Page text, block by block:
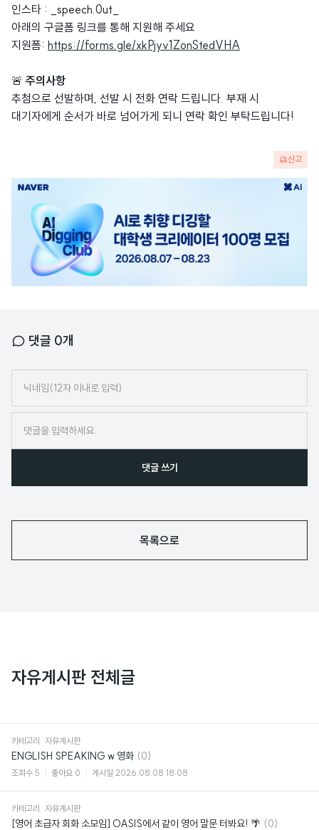
인스타 : _speech.0ut_
아래의 구글폼 링크를 통해 지원해 주세요
지원폼: https://forms.gle/xkPjyv1ZonStedVHA
🚨 주의사항
추첨으로 선발하며, 선발 시 전화 연락 드립니다. 부재 시
대기자에게 순서가 바로 넘어가게 되니 연락 확인 부탁드립니다!
신고
광
댓글 0개
임
댓글 쓰기
목록으로
자유게시판 전체글
카테고리 자유게시판
ENGLISH SPEAKING w 영화 댓
글
(0)
조회수 5 좋아요 0 게시일 2026.08.08 18:08
카테고리 자유게시판
[영어 초급자 회화 소모임] OASIS에서 같이 영어 말문 터봐요! 🌴 댓
(0)